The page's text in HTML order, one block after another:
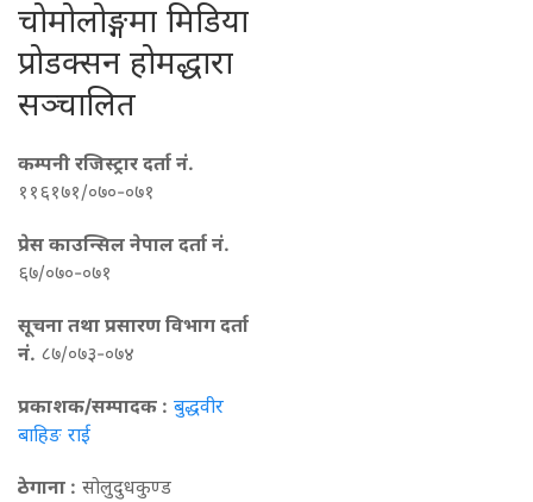
चोमोलोङ्गमा मिडिया
प्रोडक्सन होमद्धारा
सञ्चालित
कम्पनी रजिस्ट्रार दर्ता नं.
११६१७१/०७०-०७१
प्रेस काउन्सिल नेपाल दर्ता नं.
६७/०७०-०७१
सूचना तथा प्रसारण विभाग दर्ता
नं. ८७/०७३-०७४
प्रकाशक/सम्पादक : बुद्धवीर
बाहिङ राई
ठेगाना : सोलुदुधकुण्ड